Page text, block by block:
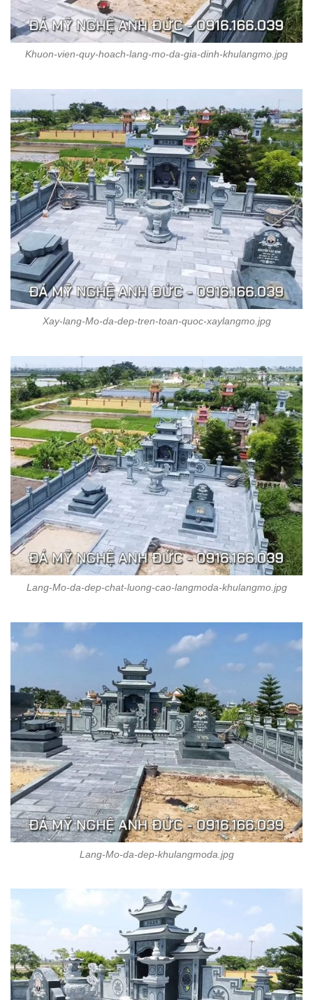
Khuon-vien-quy-hoach-lang-mo-da-gia-dinh-khulangmo.jpg
Xay-lang-Mo-da-dep-tren-toan-quoc-xaylangmo.jpg
Lang-Mo-da-dep-chat-luong-cao-langmoda-khulangmo.jpg
Lang-Mo-da-dep-khulangmoda.jpg